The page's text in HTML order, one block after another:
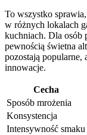
To⁣ wszystko‌
w różnych lokalach
kuchniach.⁤ Dla osób
pewnością​ świetna
pozostają popularne,
innowacje.
Cecha
Sposób mrożenia
Konsystencja
Intensywność smaku